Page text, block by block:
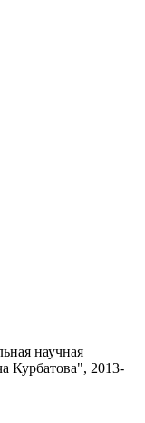
научная
Курбатова", 2013-